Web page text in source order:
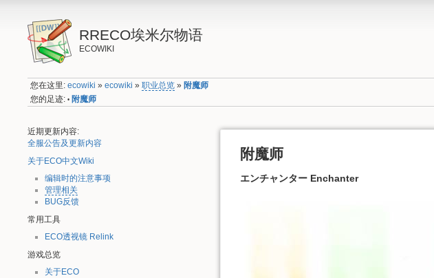
RRECO埃米尔物语
ECOWIKI
您在这里:ecowiki »ecowiki »职业总览 » 附魔师
您的足迹: • 附魔师
近期更新内容:
全服公告及更新内容
关于ECO中文Wiki
编辑时的注意事项
管理相关
BUG反馈
常用工具
ECO透视镜 Relink
游戏总览
关于ECO
附魔师
エンチャンター Enchanter